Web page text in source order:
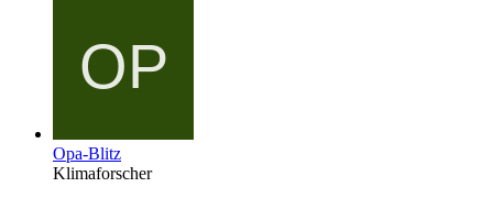
Opa-Blitz
Klimaforscher